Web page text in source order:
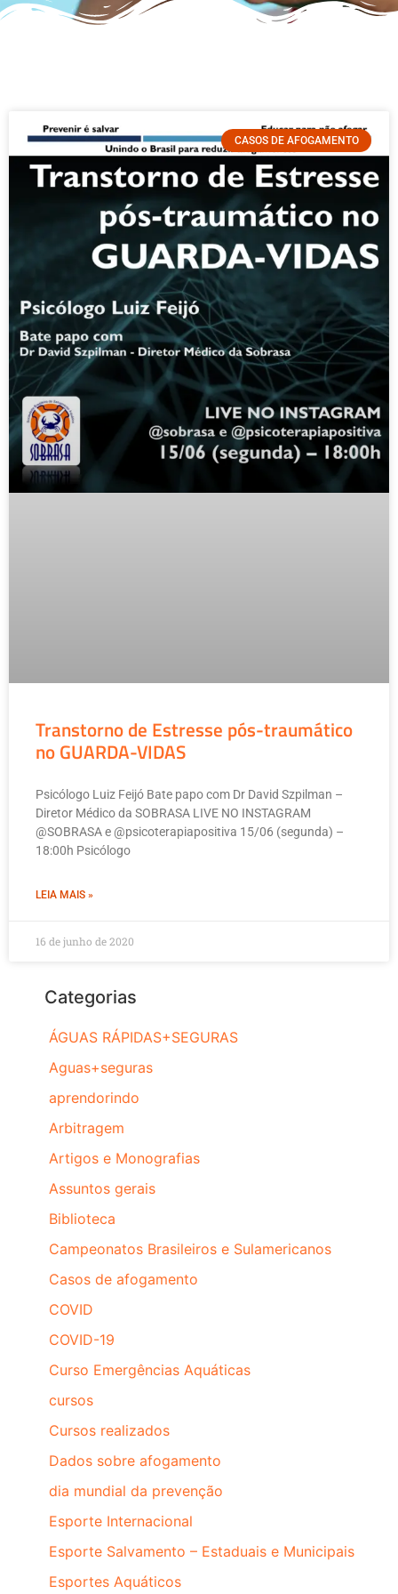
CASOS DE AFOGAMENTO
Transtorno de Estresse pós-traumático
no GUARDA-VIDAS
Psicólogo Luiz Feijó Bate papo com Dr David Szpilman –
Diretor Médico da SOBRASA LIVE NO INSTAGRAM
@SOBRASA e @psicoterapiapositiva 15/06 (segunda) –
18:00h Psicólogo
LEIA MAIS »
16 de junho de 2020
Categorias
ÁGUAS RÁPIDAS+SEGURAS
Aguas+seguras
aprendorindo
Arbitragem
Artigos e Monografias
Assuntos gerais
Biblioteca
Campeonatos Brasileiros e Sulamericanos
Casos de afogamento
COVID
COVID-19
Curso Emergências Aquáticas
cursos
Cursos realizados
Dados sobre afogamento
dia mundial da prevenção
Esporte Internacional
Esporte Salvamento – Estaduais e Municipais
Esportes Aquáticos